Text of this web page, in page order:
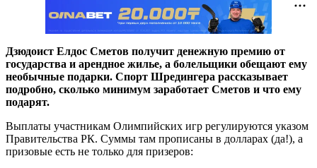
Дзюдоист Елдос Сметов получит денежную премию от
государства и арендное жилье, а болельщики обещают ему
необычные подарки. Спорт Шредингера рассказывает
подробно, сколько минимум заработает Сметов и что ему
подарят.
Выплаты участникам Олимпийских игр регулируются указом
Правительства РК. Суммы там прописаны в долларах (да!), а
призовые есть не только для призеров: